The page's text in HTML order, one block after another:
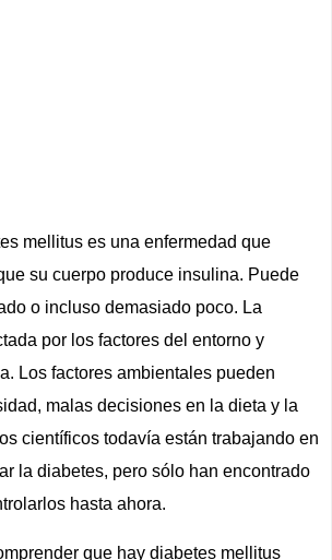
mellitus es una enfermedad que
su cuerpo produce insulina. Puede
o incluso demasiado poco. La
por los factores del entorno y
Los factores ambientales pueden
malas decisiones en la dieta y la
científicos todavía están trabajando en
la diabetes, pero sólo han encontrado
hasta ahora.
que hay diabetes mellitus